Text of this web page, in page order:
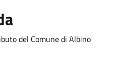
del Comune di Albino